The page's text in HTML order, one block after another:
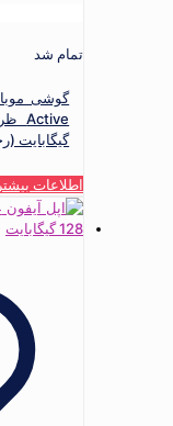
تمام شد
گیگابایت
اطلاعات بیشتر